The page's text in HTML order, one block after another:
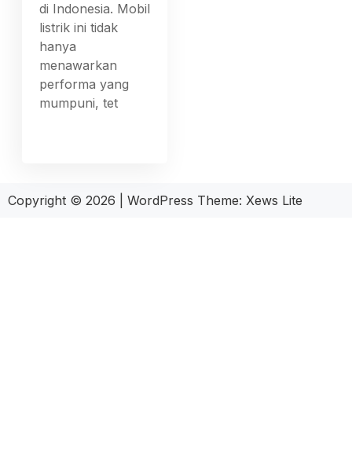
di Indonesia. Mobil
listrik ini tidak
hanya
menawarkan
performa yang
mumpuni, tet
Copyright © 2026 WordPress Theme: Xews Lite